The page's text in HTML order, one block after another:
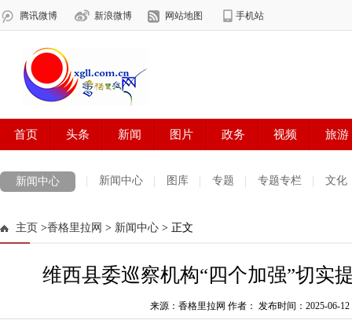
新闻中心 新闻中心 图库 专题 专题专栏 文化
法治迪庆
主页 >香格里拉网 > 新闻中心 > 正文
维西县委巡察机构“四个加强”切实
来源：香格里拉网 作者： 发布时间：2025-06-12